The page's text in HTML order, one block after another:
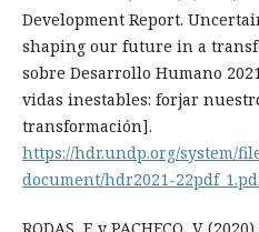
Development Report.
shaping our future in a
sobre Desarrollo Humano
vidas inestables: forjar
transformación].
https://hdr.undp.org/system/
document/hdr2021-